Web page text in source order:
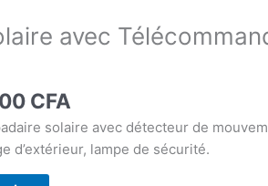
avec
CFA.
CFA
prix
actuel
solaire avec détecteur de
d’extérieur, lampe de sécurité.